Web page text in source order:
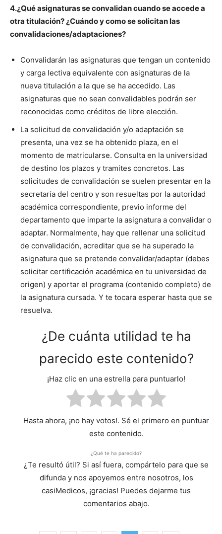
4.¿Qué asignaturas se convalidan cuando se accede a
otra titulación? ¿Cuándo y como se solicitan las
convalidaciones/adaptaciones?
Convalidarán las asignaturas que tengan un contenido
y carga lectiva equivalente con asignaturas de la
nueva titulación a la que se ha accedido. Las
asignaturas que no sean convalidables podrán ser
reconocidas como créditos de libre elección.
La solicitud de convalidación y/o adaptación se
presenta, una vez se ha obtenido plaza, en el
momento de matricularse. Consulta en la universidad
de destino los plazos y tramites concretos. Las
solicitudes de convalidación se suelen presentar en la
secretaría del centro y son resueltas por la autoridad
académica correspondiente, previo informe del
departamento que imparte la asignatura a convalidar o
adaptar. Normalmente, hay que rellenar una solicitud
de convalidación, acreditar que se ha superado la
asignatura que se pretende convalidar/adaptar (debes
solicitar certificación académica en tu universidad de
origen) y aportar el programa (contenido completo) de
la asignatura cursada. Y te tocara esperar hasta que se
resuelva.
¿De cuánta utilidad te ha
parecido este contenido?
¡Haz clic en una estrella para puntuarlo!
Hasta ahora, ¡no hay votos!. Sé el primero en puntuar
este contenido.
¿Qué te ha parecido?
¿Te resultó útil? Si así fuera, compártelo para que se
difunda y nos apoyemos entre nosotros, los
casiMedicos, ¡gracias! Puedes dejarme tus
comentarios abajo.